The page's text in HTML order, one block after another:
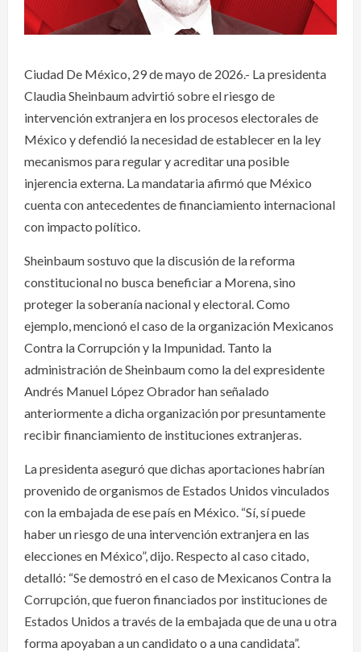
Ciudad De México, 29 de mayo de 2026.- La presidenta
Claudia Sheinbaum advirtió sobre el riesgo de
intervención extranjera en los procesos electorales de
México y defendió la necesidad de establecer en la ley
mecanismos para regular y acreditar una posible
injerencia externa. La mandataria afirmó que México
cuenta con antecedentes de financiamiento internacional
con impacto político.
Sheinbaum sostuvo que la discusión de la reforma
constitucional no busca beneficiar a Morena, sino
proteger la soberanía nacional y electoral. Como
ejemplo, mencionó el caso de la organización Mexicanos
Contra la Corrupción y la Impunidad. Tanto la
administración de Sheinbaum como la del expresidente
Andrés Manuel López Obrador han señalado
anteriormente a dicha organización por presuntamente
recibir financiamiento de instituciones extranjeras.
La presidenta aseguró que dichas aportaciones habrían
provenido de organismos de Estados Unidos vinculados
con la embajada de ese país en México. “Sí, sí puede
haber un riesgo de una intervención extranjera en las
elecciones en México”, dijo. Respecto al caso citado,
detalló: “Se demostró en el caso de Mexicanos Contra la
Corrupción, que fueron financiados por instituciones de
Estados Unidos a través de la embajada que de una u otra
forma apoyaban a un candidato o a una candidata”.